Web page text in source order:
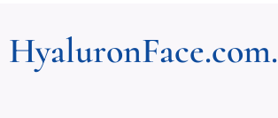
HyaluronFace.com.